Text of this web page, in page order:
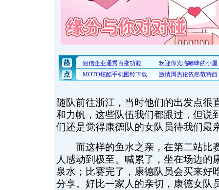
随队前往浙江，当时他们的出发点很
和力帆，这些队伍我们都跟过，但说
们还是觉得康德队的女队员待我们最
而这样的鱼水之亲，在第二站比
人感动到极至。喊累了，坐在场边的
泉水；比赛完了，康德队员会买来好
分享。好比一家人的亲切，康德女队